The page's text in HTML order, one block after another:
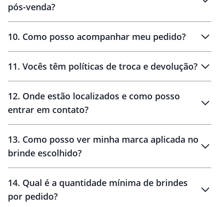
amostras
pós-venda?
10. Como posso acompanhar meu pedido?
11. Vocês têm políticas de troca e devolução?
30 dias
12. Onde estão localizados e como posso
entrar em contato?
13. Como posso ver minha marca aplicada no
brinde escolhido?
14. Qual é a quantidade mínima de brindes
por pedido?